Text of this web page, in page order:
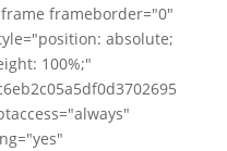
frameborder="0"
absolute;
100%;"